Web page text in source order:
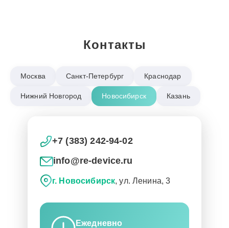
Контакты
Москва Санкт-Петербург Краснодар
Нижний Новгород Новосибирск Казань
+7 (383) 242-94-02
info@re-device.ru
г. Новосибирск, ул. Ленина, 3
Ежедневно